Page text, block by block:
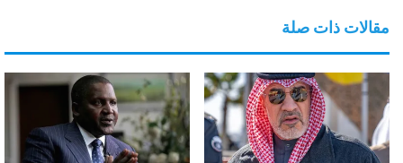
مقالات ذات صلة